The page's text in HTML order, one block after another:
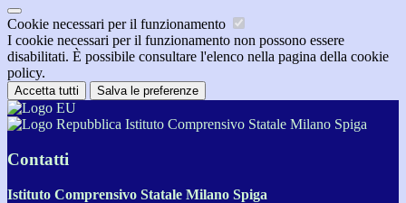
Cookie necessari per il funzionamento
I cookie necessari per il funzionamento non possono essere
disabilitati. È possibile consultare l'elenco nella pagina della cookie
policy.
Accetta tutti Salva le preferenze
Istituto Comprensivo Statale Milano Spiga
Contatti
Istituto Comprensivo Statale Milano Spiga